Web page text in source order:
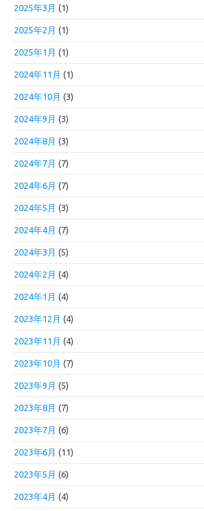
2025年3月 (1)
2025年2月 (1)
2025年1月 (1)
2024年11月 (1)
2024年10月 (3)
2024年9月 (3)
2024年8月 (3)
2024年7月 (7)
2024年6月 (7)
2024年5月 (3)
2024年4月 (7)
2024年3月 (5)
2024年2月 (4)
2024年1月 (4)
2023年12月 (4)
2023年11月 (4)
2023年10月 (7)
2023年9月 (5)
2023年8月 (7)
2023年7月 (6)
2023年6月 (11)
2023年5月 (6)
2023年4月 (4)